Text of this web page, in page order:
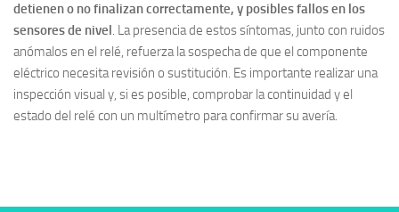
detienen o no finalizan correctamente, y posibles fallos en los
sensores de nivel. La presencia de estos síntomas, junto con ruidos
anómalos en el relé, refuerza la sospecha de que el componente
eléctrico necesita revisión o sustitución. Es importante realizar una
inspección visual y, si es posible, comprobar la continuidad y el
estado del relé con un multímetro para confirmar su avería.